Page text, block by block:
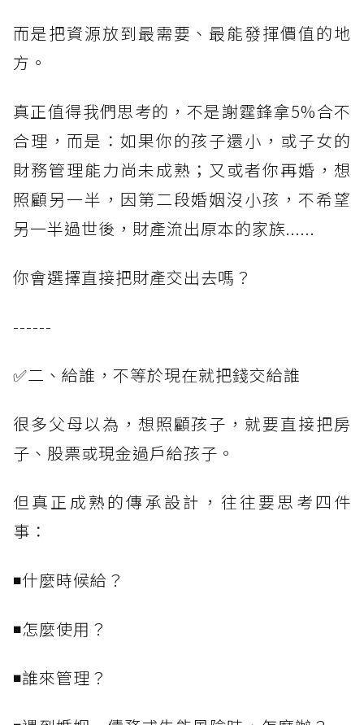
而是把資源放到最需要、最能發揮價值的地
方。
真正值得我們思考的，不是謝霆鋒拿5%合不
合理，而是：如果你的孩子還小，或子女的
財務管理能力尚未成熟；又或者你再婚，想
照顧另一半，因第二段婚姻沒小孩，不希望
另一半過世後，財產流出原本的家族......
你會選擇直接把財產交出去嗎？
------
✅二、給誰，不等於現在就把錢交給誰
很多父母以為，想照顧孩子，就要直接把房
子、股票或現金過戶給孩子。
但真正成熟的傳承設計，往往要思考四件
事：
◾什麼時候給？
◾怎麼使用？
◾誰來管理？